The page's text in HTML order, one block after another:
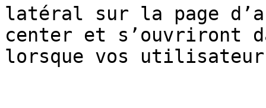
latéral sur la page
center et s’ouvriront
lorsque vos